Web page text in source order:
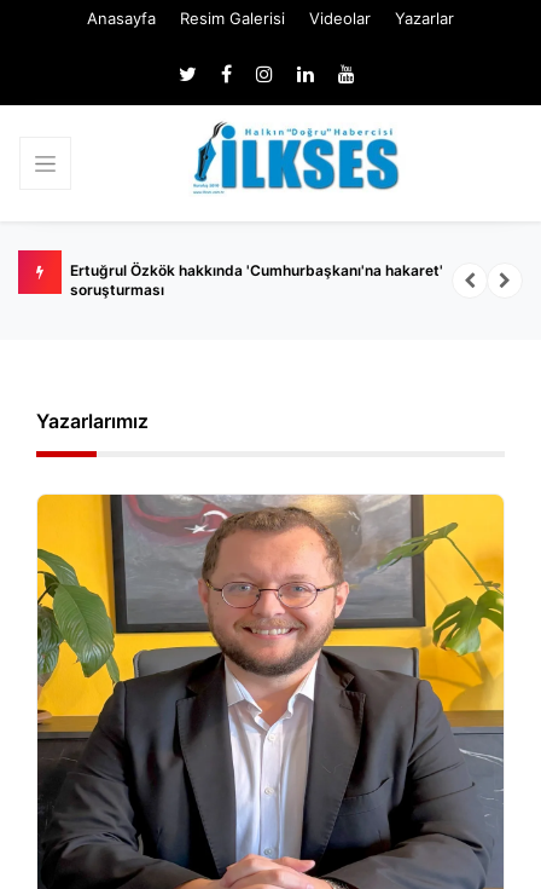
Anasayfa Resim Galerisi Videolar Yazarlar
belli
Ertuğrul Özkök hakkında 'Cumhurbaşkanı'na hakaret'
soruşturması
Yazarlarımız